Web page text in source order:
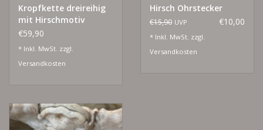
Kropfkette dreireihig
mit Hirschmotiv
€59,90
* Inkl. MwSt. zzgl.
Versandkosten
Hirsch Ohrstecker
€15,90 UVP €10,00
* Inkl. MwSt. zzgl.
Versandkosten